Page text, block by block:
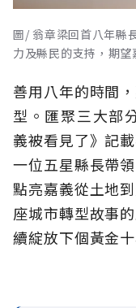
圖/ 翁章梁回首八年縣
力及縣民的支持，期望
善用八年的時間
型。匯聚三大部
義被看見了》記
一位五星縣長帶
點亮嘉義從土地
座城市轉型故事
續綻放下個黃金十